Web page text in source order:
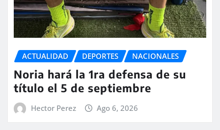
ACTUALIDAD DEPORTES NACIONALES
Noria hará la 1ra defensa de su
título el 5 de septiembre
Hector Perez Ago 6, 2026